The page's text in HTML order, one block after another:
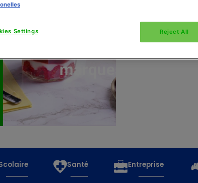
les
marques
Santé Entreprise
Reject All
Settings